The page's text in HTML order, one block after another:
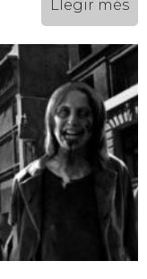
Llegir més